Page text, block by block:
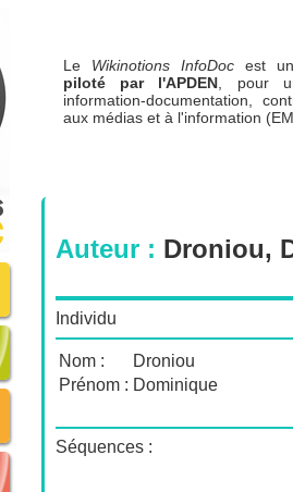
Le Wikinotions InfoDoc est
piloté par l'APDEN, pour
information-documentation,
aux médias et à l'information
Auteur : Droniou,
Individu
Nom :
Droniou
Prénom : Dominique
Séquences :